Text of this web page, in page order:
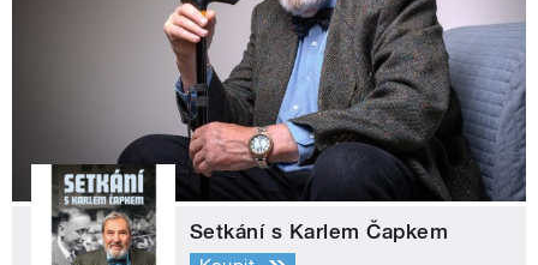
Setkání s Karlem Čapkem